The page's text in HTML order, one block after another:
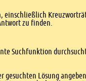
einschließlich
zu finden.
Suchfunktion
gesuchten Lösung